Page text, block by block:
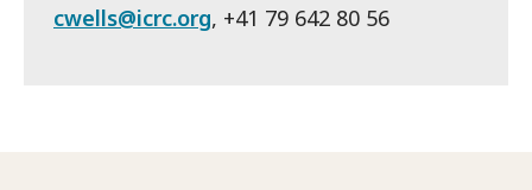
cwells@icrc.org, +41 79 642 80 56